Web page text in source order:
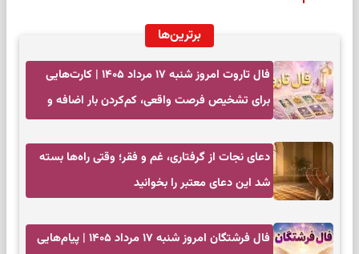
برترین‌ها
فال تاروت امروز شنبه ۱۷ مرداد ۱۴۰۵ | کارت‌هایی
برای تشخیص فرصت واقعی، کم‌کردن بار اضافه و
دعای نجات از گرفتاری، غم و فقر؛ وقتی راه‌ها بسته
شد این دعای معتبر را بخوانید
فال فرشتگان امروز شنبه ۱۷ مرداد ۱۴۰۵ | پیام‌هایی